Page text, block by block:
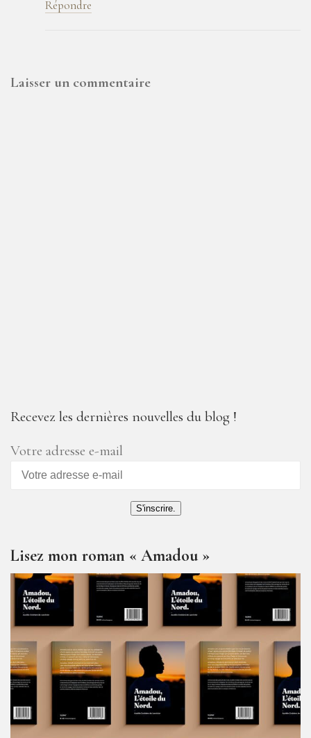
Répondre
Laisser un commentaire
Recevez les dernières nouvelles du blog !
Votre adresse e-mail
S'inscrire.
Lisez mon roman « Amadou »